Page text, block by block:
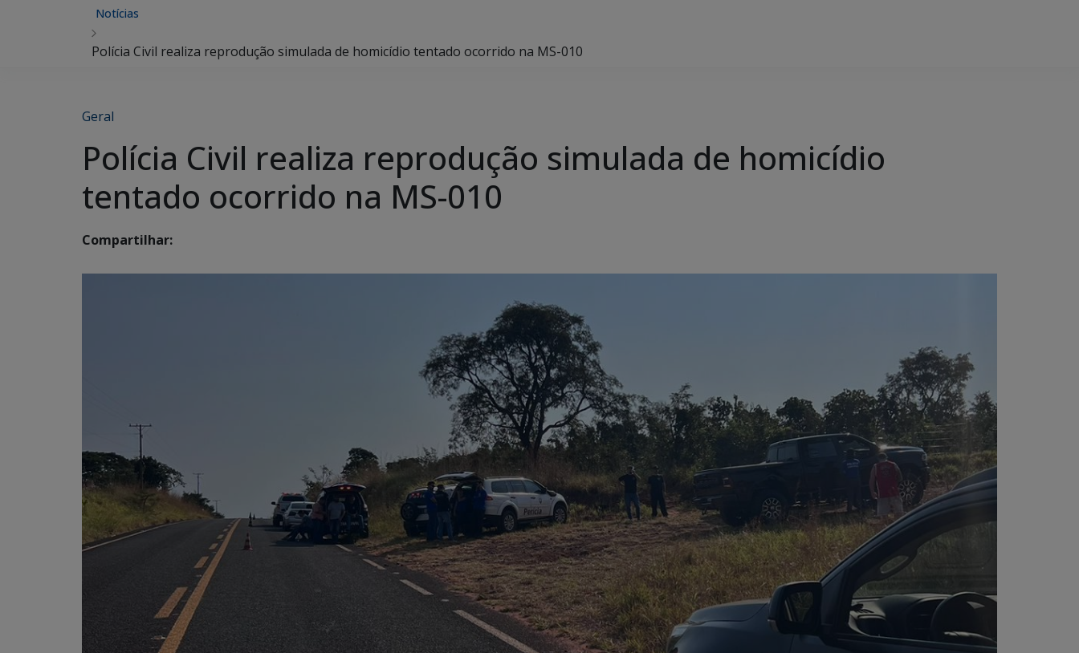
Notícias
Polícia Civil realiza reprodução simulada de homicídio tentado ocorrido na MS-010
Geral
Polícia Civil realiza reprodução simulada de homicídio
tentado ocorrido na MS-010
Compartilhar: